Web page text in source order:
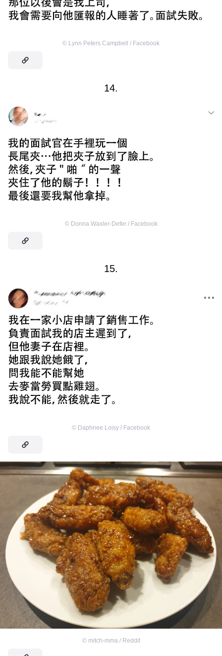
© Lynn Peters Campbell / Facebook
14.
© Donna Waxler-Defer / Facebook
15.
© Daphnee Loisy / Facebook
© mitch-mma / Reddit